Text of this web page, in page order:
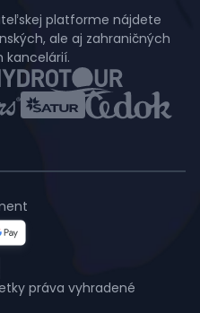
platforme nájdete
ale aj zahraničných
kancelárií.
práva vyhradené